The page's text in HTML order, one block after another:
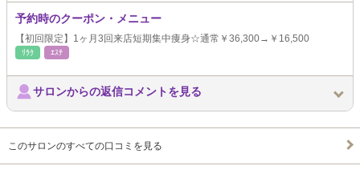
予約時のクーポン・メニュー
【初回限定】1ヶ月3回来店短期集中痩身☆通常￥36,300→￥16,500
ﾘﾗｸ ｴｽﾃ
サロンからの返信コメントを見る
このサロンのすべての口コミを見る